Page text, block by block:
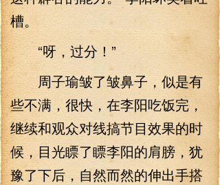
槽。
“呀，过分！”
周子瑜皱了皱鼻子，似是有
些不满，很快，在李阳吃饭完，
继续和观众对线搞节目效果的时
候，目光瞟了瞟李阳的肩膀，犹
豫了下后，自然而然的伸出手搭